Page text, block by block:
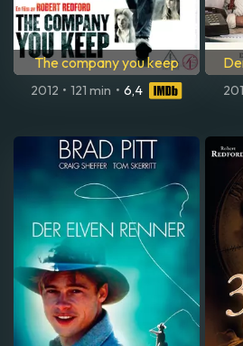
The company you keep
2012 • 121 min • 6,4